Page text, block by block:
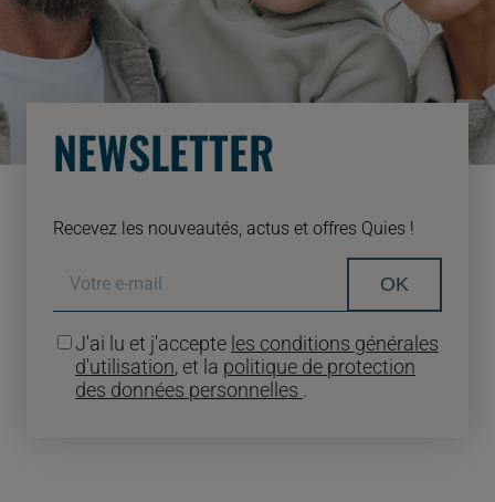
NEWSLETTER
Recevez les nouveautés, actus et offres Quies !
OK
J'ai lu et j'accepte les conditions générales
d'utilisation, et la politique de protection
des données personnelles .